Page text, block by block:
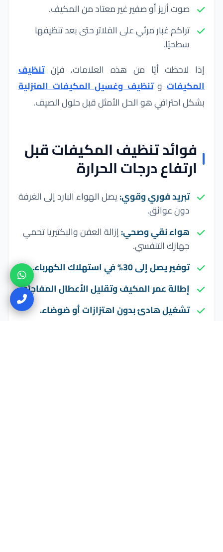
صوت أزيز أو صفير غير معتاد من المكيف.
تراكم غبار مرئي على الفلاتر حتى بعد تنظيفها
سطحيًا.
إذا لاحظت أيًا من هذه العلامات، فإنتنظيف
المكيفاتوتنظيف وغسيل المكيفات المنزلية
بشكل احترافي هو الحل الأمثل قبل حلول الصيف.
فوائد تنظيف المكيفات قبل
ارتفاع درجات الحرارة
تبريد فوري وقوي:يصل الهواء البارد إلى الغرفة
دون عوائق.
هواء نقي وصحي:إزالة العفن والبكتيريا تحمي
جهازك التنفسي.
توفير يصل إلى 30% في استهلاك الكهرباء.
إطالة عمر المكيف وتقليل الأعطال المفاجئة.
تشغيل هادئ بدون اهتزازات أو ضوضاء.